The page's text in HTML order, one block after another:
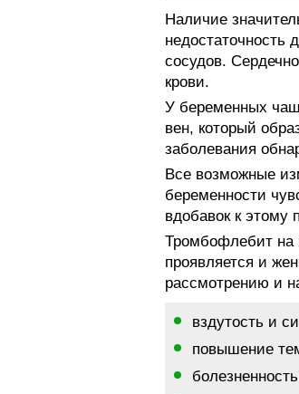
Наличие
недостаточность
сосудов.
крови.
У беременных
вен, который
заболевания
Все возможные
беременности
вдобавок к этому
Тромбофлебит на
проявляется и
рассмотрению и
вздутость и
повышение